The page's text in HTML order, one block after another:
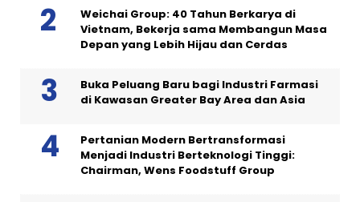
Weichai Group: 40 Tahun Berkarya di
Vietnam, Bekerja sama Membangun Masa
Depan yang Lebih Hijau dan Cerdas
Buka Peluang Baru bagi Industri Farmasi
di Kawasan Greater Bay Area dan Asia
Pertanian Modern Bertransformasi
Menjadi Industri Berteknologi Tinggi:
Chairman, Wens Foodstuff Group